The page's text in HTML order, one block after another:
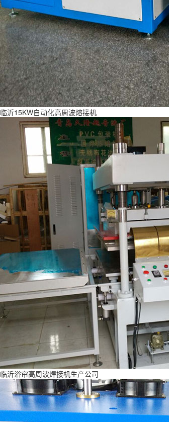
临沂15KW自动化高周波熔接机
临沂浴帘高周波焊接机生产公司